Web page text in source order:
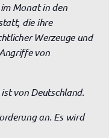
Monat in den
die ihre
Werzeuge und
von
von Deutschland.
an. Es wird